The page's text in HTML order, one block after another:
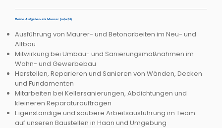
Deine Aufgaben als Maurer (m/w/d)
Ausführung von Maurer- und Betonarbeiten im Neu- und
Altbau
Mitwirkung bei Umbau- und Sanierungsmaßnahmen im
Wohn- und Gewerbebau
Herstellen, Reparieren und Sanieren von Wänden, Decken
und Fundamenten
Mitarbeiten bei Kellersanierungen, Abdichtungen und
kleineren Reparaturaufträgen
Eigenständige und saubere Arbeitsausführung im Team
auf unseren Baustellen in Haan und Umgebung